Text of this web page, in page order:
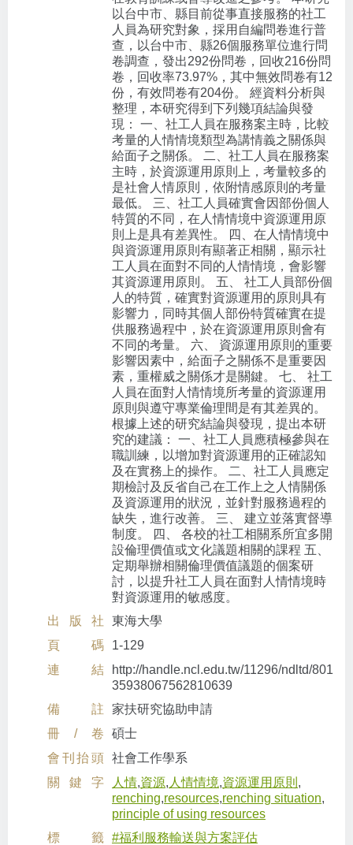
以台中市、縣目前從事直接服務的社工
人員為研究對象，採用自編問卷進行普
查，以台中市、縣26個服務單位進行問
卷調查，發出292份問卷，回收216份問
卷，回收率73.97%，其中無效問卷有12
份，有效問卷有204份。 經資料分析與
整理，本研究得到下列幾項結論與發
現： 一、社工人員在服務案主時，比較
考量的人情情境類型為講情義之關係與
給面子之關係。 二、社工人員在服務案
主時，於資源運用原則上，考量較多的
是社會人情原則，依附情感原則的考量
最低。 三、社工人員確實會因部份個人
特質的不同，在人情情境中資源運用原
則上是具有差異性。 四、在人情情境中
與資源運用原則有顯著正相關，顯示社
工人員在面對不同的人情情境，會影響
其資源運用原則。 五、 社工人員部份個
人的特質，確實對資源運用的原則具有
影響力，同時其個人部份特質確實在提
供服務過程中，於在資源運用原則會有
不同的考量。 六、 資源運用原則的重要
影響因素中，給面子之關係不是重要因
素，重權威之關係才是關鍵。 七、 社工
人員在面對人情情境所考量的資源運用
原則與遵守專業倫理間是有其差異的。
根據上述的研究結論與發現，提出本研
究的建議： 一、社工人員應積極參與在
職訓練，以增加對資源運用的正確認知
及在實務上的操作。 二、社工人員應定
期檢討及反省自己在工作上之人情關係
及資源運用的狀況，並針對服務過程的
缺失，進行改善。 三、 建立並落實督導
制度。 四、 各校的社工相關系所宜多開
設倫理價值或文化議題相關的課程 五、
定期舉辦相關倫理價值議題的個案研
討，以提升社工人員在面對人情情境時
對資源運用的敏感度。
出版社
東海大學
頁碼
1-129
連結
http://handle.ncl.edu.tw/11296/ndltd/801
35938067562810639
備註
家扶研究協助申請
冊/卷
碩士
會刊抬頭 社會工作學系
關鍵字
人情,資源, 人情情境,資源運用原則 ,
renching,resources,renching situation,
principle of using resources
標籤
#福利服務輸送與方案評估